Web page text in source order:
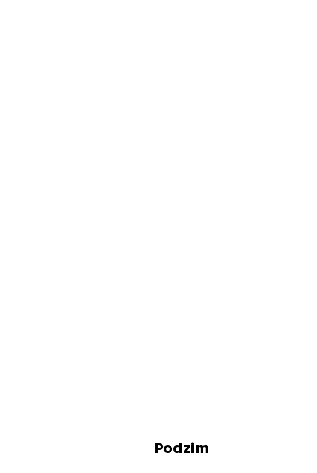
Podzim